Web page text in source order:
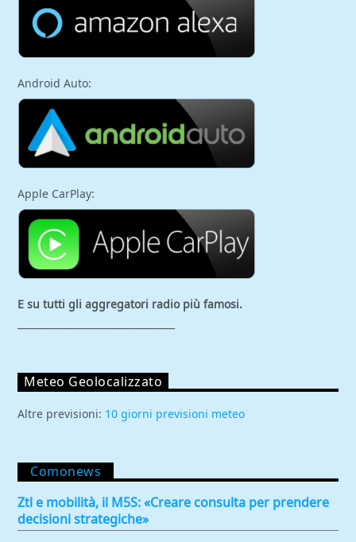
Android Auto:
Apple CarPlay:
E su tutti gli aggregatori radio più famosi.
Meteo Geolocalizzato
Altre previsioni: 10 giorni previsioni meteo
Comonews
Ztl e mobilità, il M5S: «Creare consulta per prendere
decisioni strategiche»